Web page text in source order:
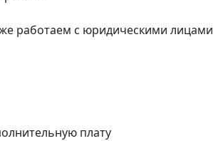
работаем с юридическими лицами
плату